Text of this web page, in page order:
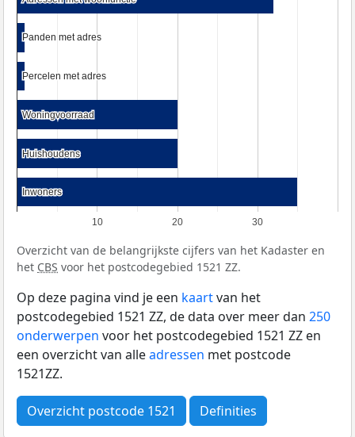
10 20 30
Panden met adres
Panden met adres
Percelen met adres
Percelen met adres
Woningvoorraad
Woningvoorraad
Huishoudens
Huishoudens
Inwoners
Inwoners
Overzicht van de belangrijkste cijfers van het Kadaster en
het CBS voor het postcodegebied 1521 ZZ.
Op deze pagina vind je een kaartvan het
postcodegebied 1521 ZZ, de data over meer dan 250
onderwerpen voor het postcodegebied 1521 ZZ en
een overzicht van alleadressen met postcode
1521ZZ.
Overzicht postcode 1521 Definities